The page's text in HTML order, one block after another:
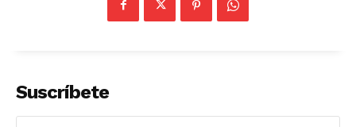
Suscríbete